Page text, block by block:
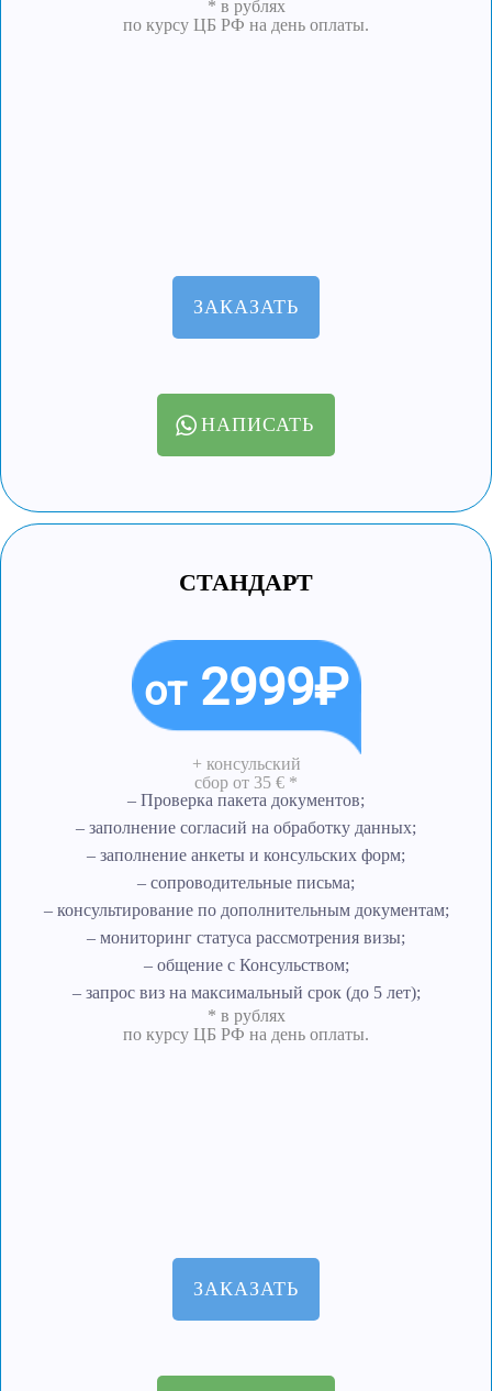
* в рублях
по курсу ЦБ РФ на день оплаты.
ЗАКАЗАТЬ
НАПИСАТЬ
СТАНДАРТ
от2999₽
+ консульский
сбор от 35 € *
– Проверка пакета документов;
– заполнение согласий на обработку данных;
– заполнение анкеты и консульских форм;
– сопроводительные письма;
– консультирование по дополнительным документам;
– мониторинг статуса рассмотрения визы;
– общение с Консульством;
– запрос виз на максимальный срок (до 5 лет);
* в рублях
по курсу ЦБ РФ на день оплаты.
ЗАКАЗАТЬ